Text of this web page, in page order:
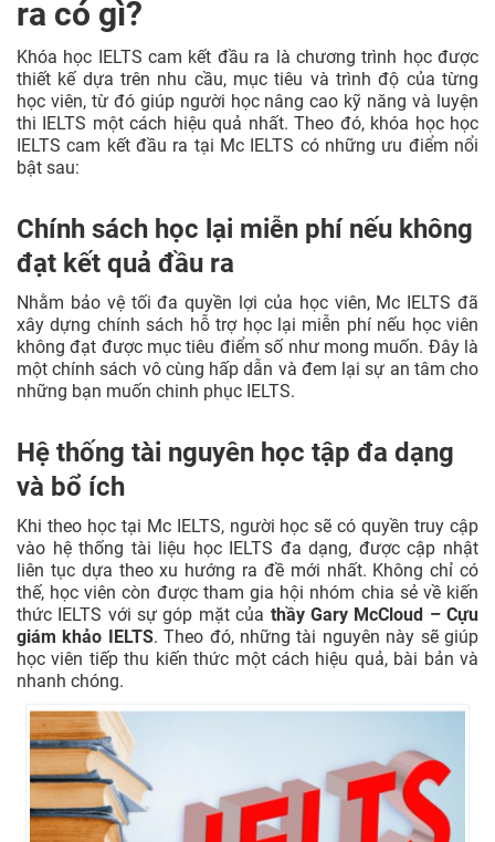
ra có gì?
Khóa học IELTS cam kết đầu ra là chương trình học được
thiết kế dựa trên nhu cầu, mục tiêu và trình độ của từng
học viên, từ đó giúp người học nâng cao kỹ năng và luyện
thi IELTS một cách hiệu quả nhất. Theo đó, khóa học học
IELTS cam kết đầu ra tại Mc IELTS có những ưu điểm nổi
bật sau:
Chính sách học lại miễn phí nếu không
đạt kết quả đầu ra
Nhằm bảo vệ tối đa quyền lợi của học viên, Mc IELTS đã
xây dựng chính sách hỗ trợ học lại miễn phí nếu học viên
không đạt được mục tiêu điểm số như mong muốn. Đây là
một chính sách vô cùng hấp dẫn và đem lại sự an tâm cho
những bạn muốn chinh phục IELTS.
Hệ thống tài nguyên học tập đa dạng
và bổ ích
Khi theo học tại Mc IELTS, người học sẽ có quyền truy cập
vào hệ thống tài liệu học IELTS đa dạng, được cập nhật
liên tục dựa theo xu hướng ra đề mới nhất. Không chỉ có
thế, học viên còn được tham gia hội nhóm chia sẻ về kiến
thức IELTS với sự góp mặt của thầy Gary McCloud – Cựu
giám khảo IELTS. Theo đó, những tài nguyên này sẽ giúp
học viên tiếp thu kiến thức một cách hiệu quả, bài bản và
nhanh chóng.